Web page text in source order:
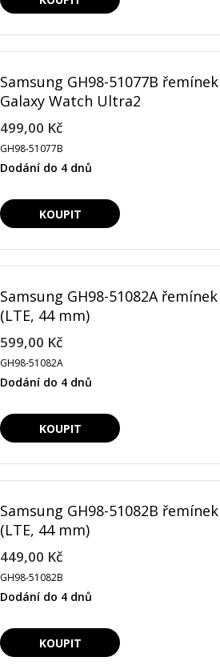
Samsung GH98-51077B
Galaxy Watch Ultra2
499,00 Kč
GH98-51077B
Dodání do 4 dnů
Samsung GH98-51082A
(LTE, 44 mm)
599,00 Kč
GH98-51082A
Dodání do 4 dnů
Samsung GH98-51082B
(LTE, 44 mm)
449,00 Kč
GH98-51082B
Dodání do 4 dnů